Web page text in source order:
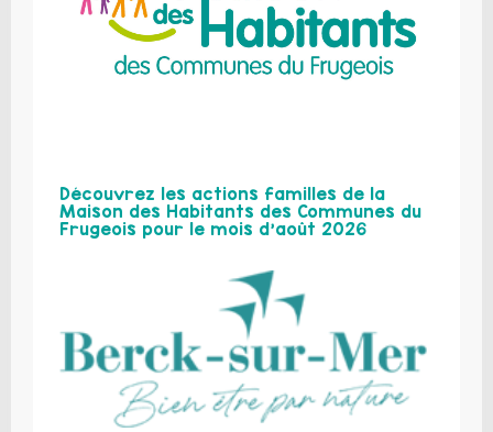
Découvrez les actions familles de la
Maison des Habitants des Communes du
Frugeois pour le mois d’août 2026